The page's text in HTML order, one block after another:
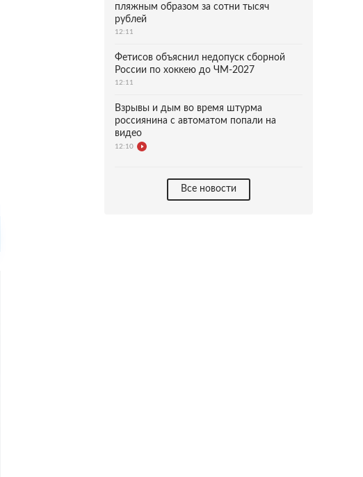
пляжным образом за сотни тысяч
рублей
12:11
Фетисов объяснил недопуск сборной
России по хоккею до ЧМ-2027
12:11
Взрывы и дым во время штурма
россиянина с автоматом попали на
видео
12:10
Все новости